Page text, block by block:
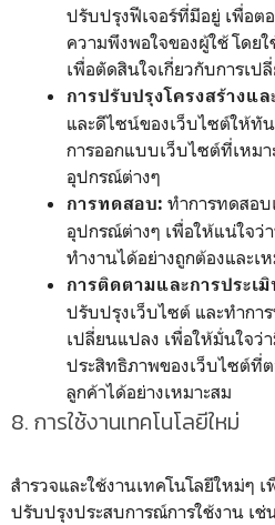
ปรับปรุงฟีเจอร์ที่มีอยู่ เพื่อต
ความพึงพอใจของผู้ใช้ โดย
เพื่อตัดสินใจเกี่ยวกับการเป
การปรับปรุงโครงสร้างแ
และดีไซน์ของเว็บไซต์ให้ทั
การออกแบบเว็บไซต์ที่เหม
อุปกรณ์ต่างๆ
การทดสอบ: ทำการทดสอ
อุปกรณ์ต่างๆ เพื่อให้แน่ใจว่
ทำงานได้อย่างถูกต้องและเ
การติดตามและการประเ
ปรับปรุงเว็บไซต์ และทำกา
เปลี่ยนแปลง เพื่อให้มั่นใจว่
ประสิทธิภาพของเว็บไซต์ที่
ลูกค้าได้อย่างเหมาะสม
8. การใช้งานเทคโนโลยีใหม่
สำรวจและใช้งานเทคโนโลยีใหม่ๆ
ปรับปรุงประสบการณ์การใช้งาน เ